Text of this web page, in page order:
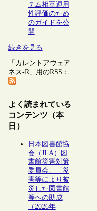
テム相互運用
性評価のため
のガイドを公
開
続きを見る
「カレントアウェア
ネス-R」用のRSS：
よく読まれている
コンテンツ（本
日）
日本図書館協
会（JLA）図
書館災害対策
委員会、「災
害等により被
災した図書館
等への助成
（2026年